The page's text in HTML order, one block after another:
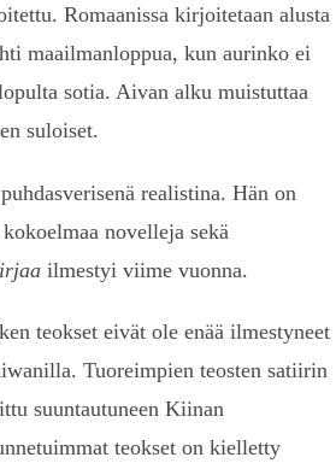
Romaanissa kirjoitetaan alusta
maailmanloppua, kun aurinko ei
sotia. Aivan alku muistuttaa
suloiset.
realistina. Hän on
novelleja sekä
ilmestyi viime vuonna.
teokset eivät ole enää ilmestyneet
Tuoreimpien teosten satiirin
suuntautuneen Kiinan
teokset on kielletty